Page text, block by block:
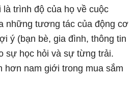
trình độ của họ về cuộc
những tương tác của động cơ
ý (bạn bè, gia đình, thông tin
sự học hỏi và sự từng trải.
hơn nam giới trong mua sắm